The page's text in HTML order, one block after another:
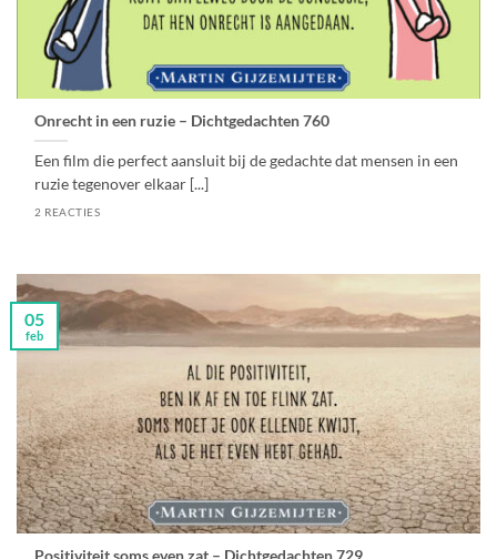
Onrecht in een ruzie – Dichtgedachten 760
Een film die perfect aansluit bij de gedachte dat mensen in een
ruzie tegenover elkaar [...]
2 REACTIES
05
feb